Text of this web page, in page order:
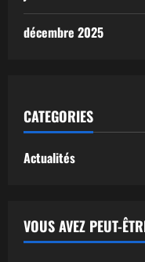
décembre 2025
CATEGORIES
Actualités
VOUS AVEZ PEUT-